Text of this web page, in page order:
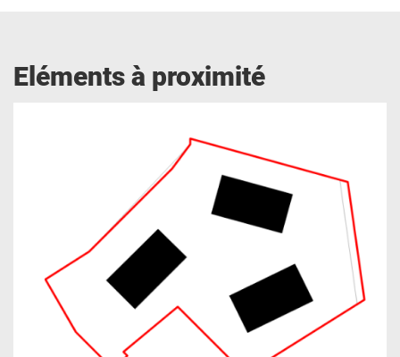
Eléments à proximité